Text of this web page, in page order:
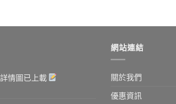
情圖已上載
網站連結
關於我們
優惠資訊